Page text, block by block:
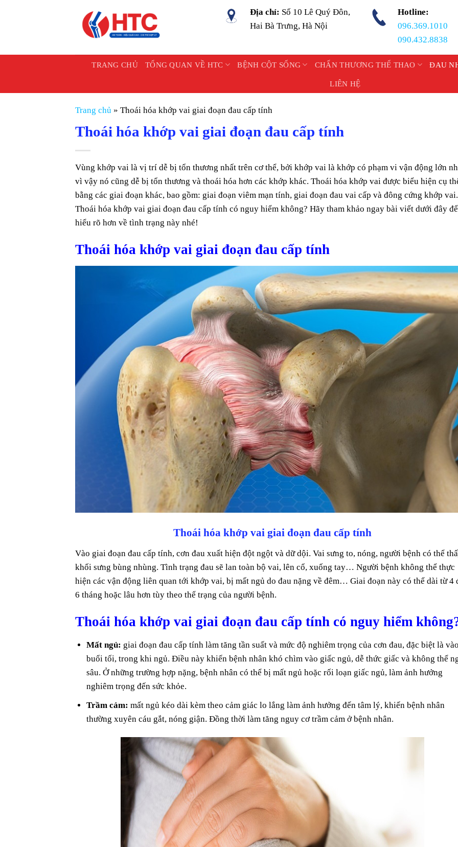
Địa chỉ: Số 10 Lê Quý Đôn,
Hai Bà Trưng, Hà Nội
Hotline:
096.369.1010
090.432.8838
TRANG CHỦ TỔNG QUAN VỀ HTC BỆNH CỘT SỐNG CHẤN THƯƠNG THỂ THAO ĐAU
LIÊN HỆ
Trang chủ » Thoái hóa khớp vai giai đoạn đau cấp tính
Thoái hóa khớp vai giai đoạn đau cấp tính
Vùng khớp vai là vị trí dễ bị tổn thương nhất trên cơ thể, bởi khớp vai là khớp có phạm vi vận động lớn
vì vậy nó cũng dễ bị tổn thương và thoái hóa hơn các khớp khác. Thoái hóa khớp vai được biểu hiện cụ
bằng các giai đoạn khác, bao gồm: giai đoạn viêm mạn tính, giai đoạn đau vai cấp và đông cứng khớp vai.
Thoái hóa khớp vai giai đoạn đau cấp tính có nguy hiểm không? Hãy tham khảo ngay bài viết dưới đây để
hiểu rõ hơn về tình trạng này nhé!
Thoái hóa khớp vai giai đoạn đau cấp tính
Thoái hóa khớp vai giai đoạn đau cấp tính
Vào giai đoạn đau cấp tính, cơn đau xuất hiện đột ngột và dữ dội. Vai sưng to, nóng, người bệnh có thể
khối sưng bùng nhùng. Tình trạng đau sẽ lan toàn bộ vai, lên cổ, xuống tay… Người bệnh không thể thực
hiện các vận động liên quan tới khớp vai, bị mất ngủ do đau nặng về đêm… Giai đoạn này có thể dài từ 4
6 tháng hoặc lâu hơn tùy theo thể trạng của người bệnh.
Thoái hóa khớp vai giai đoạn đau cấp tính có nguy hiểm
Mất ngủ: giai đoạn đau cấp tính làm tăng tần suất và mức độ nghiêm trọng của cơn đau, đặc biệt là vào
buổi tối, trong khi ngủ. Điều này khiến bệnh nhân khó chìm vào giấc ngủ, dễ thức giấc và không thể
sâu. Ở những trường hợp nặng, bệnh nhân có thể bị mất ngủ hoặc rối loạn giấc ngủ, làm ảnh hưởng
nghiêm trọng đến sức khỏe.
Trầm cảm: mất ngủ kéo dài kèm theo cảm giác lo lắng làm ảnh hưởng đến tâm lý, khiến bệnh nhân
thường xuyên cáu gắt, nóng giận. Đồng thời làm tăng nguy cơ trầm cảm ở bệnh nhân.